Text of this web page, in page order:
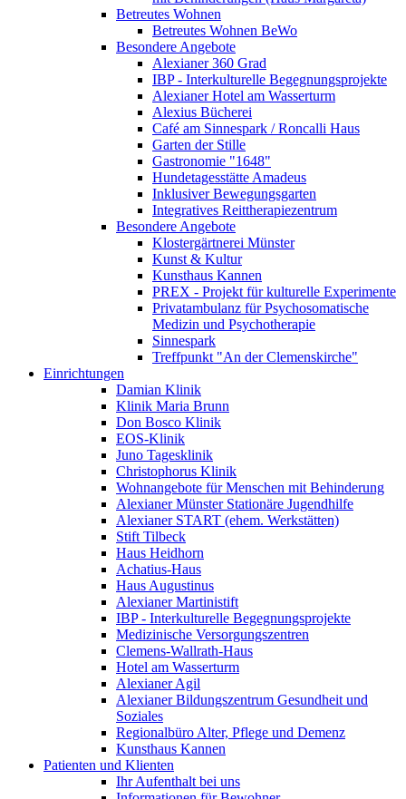
Betreutes Wohnen
Betreutes Wohnen BeWo
Besondere Angebote
Alexianer 360 Grad
IBP - Interkulturelle Begegnungsprojekte
Alexianer Hotel am Wasserturm
Alexius Bücherei
Café am Sinnespark / Roncalli Haus
Garten der Stille
Gastronomie "1648"
Hundetagesstätte Amadeus
Inklusiver Bewegungsgarten
Integratives Reittherapiezentrum
Besondere Angebote
Klostergärtnerei Münster
Kunst & Kultur
Kunsthaus Kannen
PREX - Projekt für kulturelle Experimente
Privatambulanz für Psychosomatische
Medizin und Psychotherapie
Sinnespark
Treffpunkt "An der Clemenskirche"
Einrichtungen
Damian Klinik
Klinik Maria Brunn
Don Bosco Klinik
EOS-Klinik
Juno Tagesklinik
Christophorus Klinik
Wohnangebote für Menschen mit Behinderung
Alexianer Münster Stationäre Jugendhilfe
Alexianer START (ehem. Werkstätten)
Stift Tilbeck
Haus Heidhorn
Achatius-Haus
Haus Augustinus
Alexianer Martinistift
IBP - Interkulturelle Begegnungsprojekte
Medizinische Versorgungszentren
Clemens-Wallrath-Haus
Hotel am Wasserturm
Alexianer Agil
Alexianer Bildungszentrum Gesundheit und
Soziales
Regionalbüro Alter, Pflege und Demenz
Kunsthaus Kannen
Patienten und Klienten
Ihr Aufenthalt bei uns